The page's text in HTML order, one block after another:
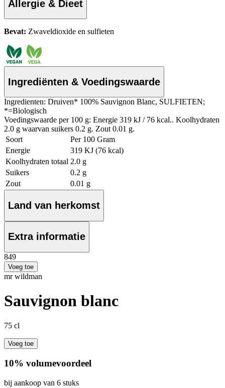
Allergie & Dieet
Bevat: Zwaveldioxide en sulfieten
Ingrediënten & Voedingswaarde
Ingredienten: Druiven* 100% Sauvignon Blanc, SULFIETEN;
*=Biologisch
Voedingswaarde per 100 g: Energie 319 kJ / 76 kcal.. Koolhydraten
2.0 g waarvan suikers 0.2 g. Zout 0.01 g.
Soort
Per 100 Gram
Energie
319 KJ (76 kcal)
Koolhydraten totaal 2.0 g
Suikers
0.2 g
Zout
0.01 g
Land van herkomst
Extra informatie
849
Voeg toe
mr wildman
Sauvignon blanc
75 cl
Voeg toe
10% volumevoordeel
bij aankoop van 6 stuks